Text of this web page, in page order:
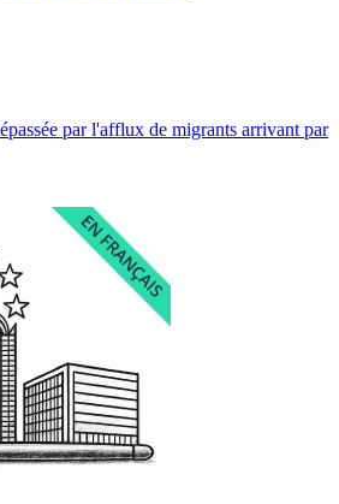
par l'afflux de migrants arrivant par